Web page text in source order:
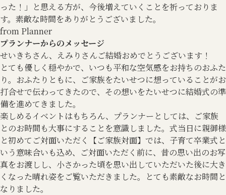
った！」と思える方が、今後増えていくことを祈っておりま
す。素敵な時間をありがとうございました。
from Planner
プランナーからのメッセージ
せいきちさん、えみりさんご結婚おめでとうございます！
とても優しく穏やかで、いつも平和な空気感をお持ちのおふた
り。おふたりともに、ご家族をたいせつに想っていることがお
打合せで伝わってきたので、その想いをたいせつに結婚式の準
備を進めてきました。
楽しめるイベントはもちろん、プランナーとしては、ご家族
とのお時間も大事にすることを意識しました。式当日に親御様
と初めてご対面いただく【ご家族対面】では、子育て卒業式と
いう意味合いも込め、ご対面いただく前に、昔の思い出のお写
真をお渡しし、小さかった頃を思い出していただいた後に大き
くなった晴れ姿をご覧いただきました。とても素敵なお時間と
なりました。